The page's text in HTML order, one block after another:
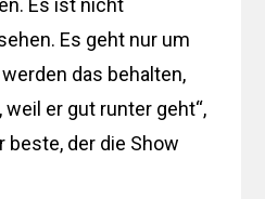
Es geht nur um
das behalten,
er gut runter geht“,
beste, der die Show